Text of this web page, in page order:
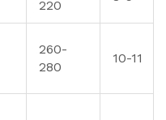
220
260-
280
10-11